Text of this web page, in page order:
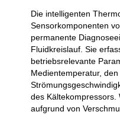
Die intelligenten
Sensorkomponenten
permanente
Fluidkreislauf. Sie
betriebsrelevante
Medientemperatur,
des Kältekompressors.
aufgrund von